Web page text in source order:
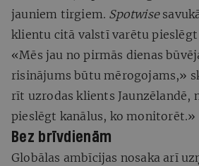
jauniem tirgiem. Spotwise
klientu citā valstī varētu
«Mēs jau no pirmās dienas
risinājums būtu mērogojams,»
rīt uzrodas klients Jaunzēlandē,
pieslēgt kanālus, ko monitorēt.»
Bez brīvdienām
Globālas ambīcijas nosaka arī